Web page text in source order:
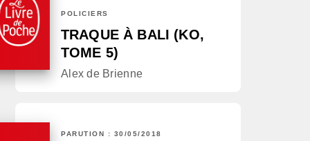
POLICIERS
TRAQUE À BALI (KO,
TOME 5)
Alex de Brienne
PARUTION : 30/05/2018